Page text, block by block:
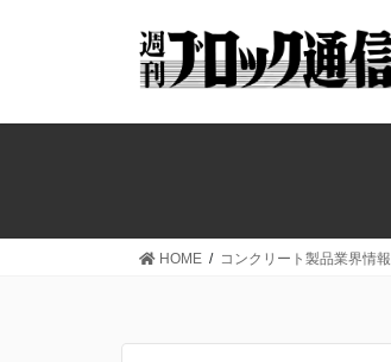
ツ
ッ
シ
移
HOME コンクリート製品業界情報